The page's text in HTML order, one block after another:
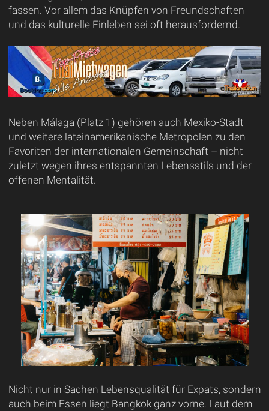
fassen. Vor allem das Knüpfen von Freundschaften
und das kulturelle Einleben sei oft herausfordernd.
Neben Málaga (Platz 1) gehören auch Mexiko-Stadt
und weitere lateinamerikanische Metropolen zu den
Favoriten der internationalen Gemeinschaft – nicht
zuletzt wegen ihres entspannten Lebensstils und der
offenen Mentalität.
Nicht nur in Sachen Lebensqualität für Expats, sondern
auch beim Essen liegt Bangkok ganz vorne. Laut dem